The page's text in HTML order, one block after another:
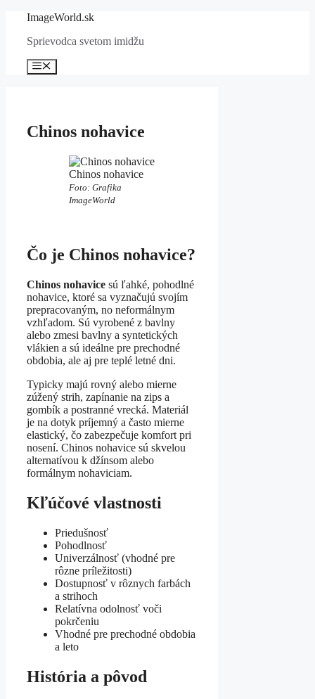
Preskočiť
obsah
ImageWorld.sk
Sprievodca svetom imidžu
Menu
Chinos nohavice
Chinos nohavice
Foto: Grafika
ImageWorld
Čo je Chinos nohavice?
Chinos nohavice sú ľahké, pohodlné
nohavice, ktoré sa vyznačujú svojím
prepracovaným, no neformálnym
vzhľadom. Sú vyrobené z bavlny
alebo zmesi bavlny a syntetických
vlákien a sú ideálne pre prechodné
obdobia, ale aj pre teplé letné dni.
Typicky majú rovný alebo mierne
zúžený strih, zapínanie na zips a
gombík a postranné vrecká. Materiál
je na dotyk príjemný a často mierne
elastický, čo zabezpečuje komfort pri
nosení. Chinos nohavice sú skvelou
alternatívou k džínsom alebo
formálnym nohaviciam.
Kľúčové vlastnosti
Priedušnosť
Pohodlnosť
Univerzálnosť (vhodné pre
rôzne príležitosti)
Dostupnosť v rôznych farbách
a strihoch
Relatívna odolnosť voči
pokrčeniu
Vhodné pre prechodné obdobia
a leto
História a pôvod